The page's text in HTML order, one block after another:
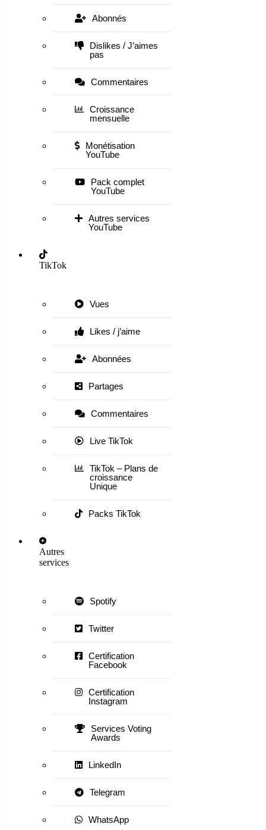
Abonnés
Dislikes / J’aimes
pas
Commentaires
Croissance
mensuelle
Monétisation
YouTube
Pack complet
YouTube
Autres services
YouTube
TikTok
Vues
Likes / j’aime
Abonnées
Partages
Commentaires
Live TikTok
TikTok – Plans de
croissance
Unique
Packs TikTok
Autres
services
Spotify
Twitter
Certification
Facebook
Certification
Instagram
Services Voting
Awards
LinkedIn
Telegram
WhatsApp